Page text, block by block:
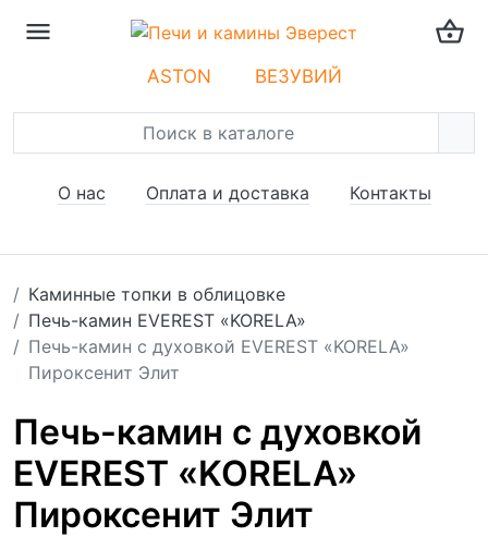
ASTON ВЕЗУВИЙ
О нас Оплата и доставка Контакты
Каминные топки в облицовке
Печь-камин EVEREST «KORELA»
Печь-камин с духовкой EVEREST «KORELA»
Пироксенит Элит
Печь-камин с духовкой
EVEREST «KORELA»
Пироксенит Элит